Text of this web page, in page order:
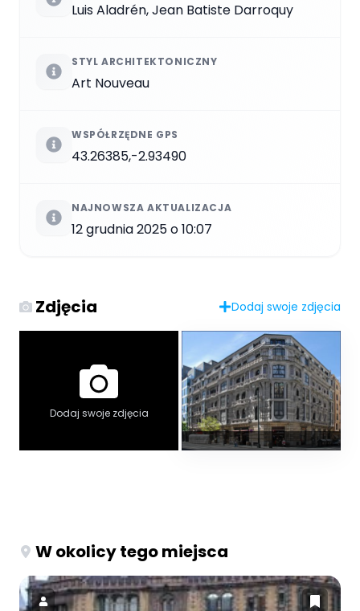
Luis Aladrén, Jean Batiste Darroquy
STYL ARCHITEKTONICZNY
Art Nouveau
WSPÓŁRZĘDNE GPS
43.26385,-2.93490
NAJNOWSZA AKTUALIZACJA
12 grudnia 2025 o 10:07
Zdjęcia Dodaj swoje zdjęcia
Dodaj swoje zdjęcia
W okolicy tego miejsca